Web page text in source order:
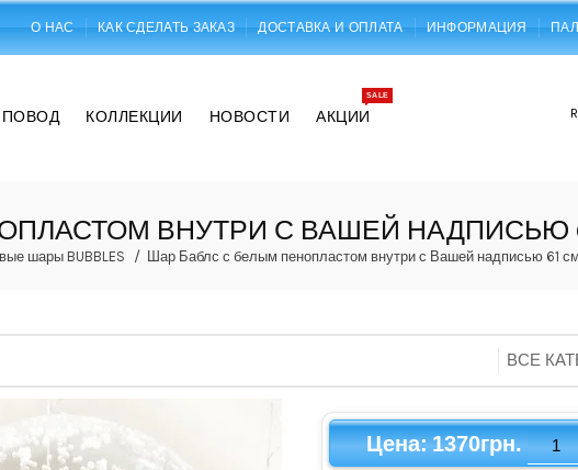
О НАС КАК СДЕЛАТЬ ЗАКАЗ ДОСТАВКА И ОПЛАТА ИНФОРМАЦИЯ
ПОВОД КОЛЛЕКЦИИ НОВОСТИ АКЦИИ
SALE
ВНУТРИ С ВАШЕЙ НАДПИСЬЮ
шары BUBBLES Шар Баблс с белым пенопластом внутри с Вашей надписью 61 см
Цена:1370грн.